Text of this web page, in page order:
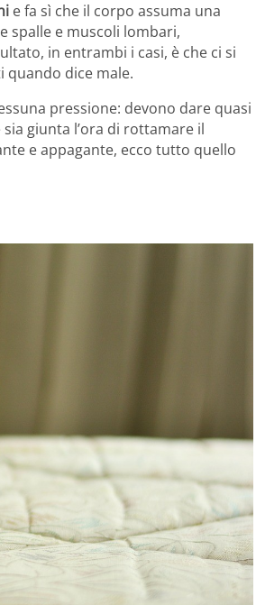
e fa sì che il corpo assuma una
spalle e muscoli lombari,
in entrambi i casi, è che ci si
quando dice male.
pressione: devono dare quasi
giunta l’ora di rottamare il
e appagante, ecco tutto quello